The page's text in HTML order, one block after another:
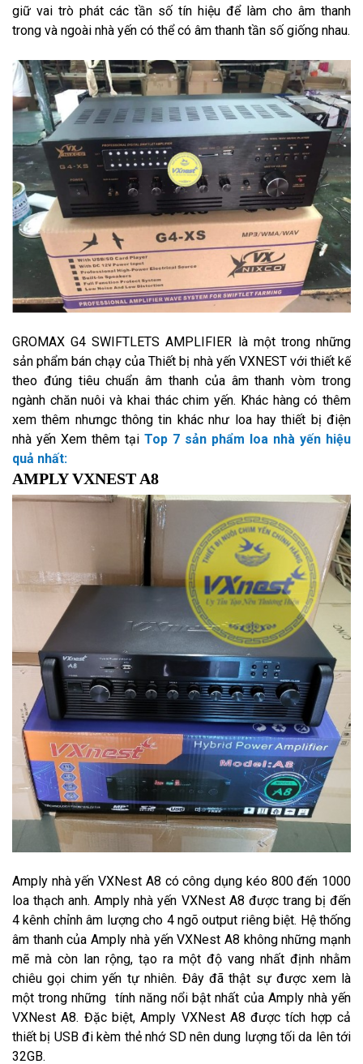
giữ vai trò phát các tần số tín hiệu để làm cho âm thanh
trong và ngoài nhà yến có thể có âm thanh tần số giống nhau.
GROMAX G4 SWIFTLETS AMPLIFIER là một trong những
sản phẩm bán chạy của Thiết bị nhà yến VXNEST với thiết kế
theo đúng tiêu chuẩn âm thanh của âm thanh vòm trong
ngành chăn nuôi và khai thác chim yến. Khác hàng có thêm
xem thêm nhưngc thông tin khác như loa hay thiết bị điện
nhà yến Xem thêm tại Top 7 sản phẩm loa nhà yến hiệu
quả nhất:
AMPLY VXNEST A8
Amply nhà yến VXNest A8 có công dụng kéo 800 đến 1000
loa thạch anh. Amply nhà yến VXNest A8 được trang bị đến
4 kênh chỉnh âm lượng cho 4 ngõ output riêng biệt. Hệ thống
âm thanh của Amply nhà yến VXNest A8 không những mạnh
mẽ mà còn lan rộng, tạo ra một độ vang nhất định nhằm
chiêu gọi chim yến tự nhiên. Đây đã thật sự được xem là
một trong những tính năng nổi bật nhất của Amply nhà yến
VXNest A8. Đặc biệt, Amply VXNest A8 được tích hợp cả
thiết bị USB đi kèm thẻ nhớ SD nên dung lượng tối da lên tới
32GB.